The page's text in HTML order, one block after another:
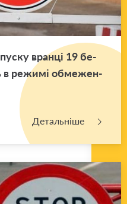
вран­ці 19 бе­
в ре­жи­мі обме­же­н­
Детальніше